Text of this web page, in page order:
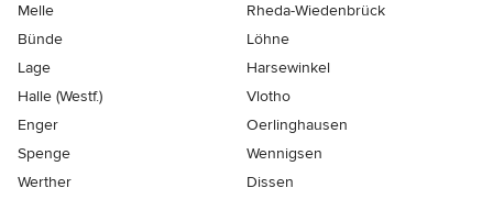
Melle
Rheda-Wiedenbrück
Bünde
Löhne
Lage
Harsewinkel
Halle (Westf.)
Vlotho
Enger
Oerlinghausen
Spenge
Wennigsen
Werther
Dissen